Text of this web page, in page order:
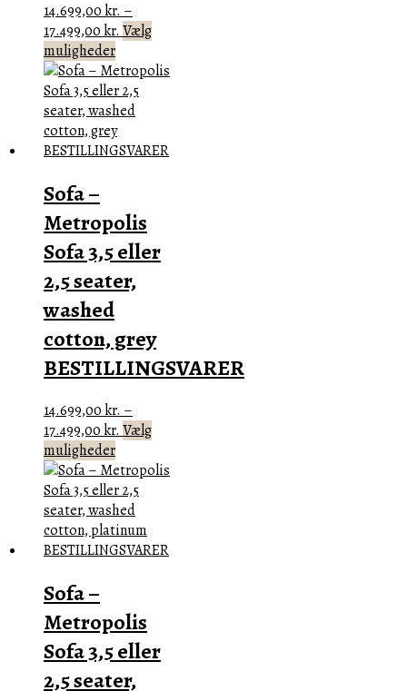
14.699,00kr. –
17.499,00kr. Prisinterval:
til
17.499,00 kr.
Vælg
mulighederDette
vare
har
flere
varianter.
Mulighederne
på
varesiden
Sofa –
Metropolis
Sofa 3,5 eller
2,5 seater,
washed
cotton, grey
BESTILLINGSVARER
14.699,00kr. –
17.499,00kr. Prisinterval:
til
17.499,00 kr.
Vælg
mulighederDette
vare
har
flere
varianter.
Mulighederne
på
varesiden
Sofa –
Metropolis
Sofa 3,5 eller
2,5 seater,